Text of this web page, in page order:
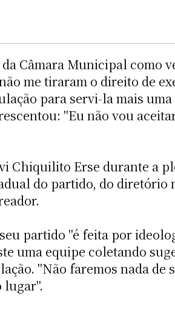
Câmara Municipal como
me tiraram o direito de
para servi-la mais uma
"Eu não vou
Chiquilito Erse durante a
do partido, do diretório
partido "é feita por
uma equipe coletando
"Não faremos nada de
lugar".